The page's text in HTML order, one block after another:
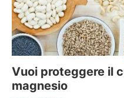
Vuoi proteggere il
magnesio